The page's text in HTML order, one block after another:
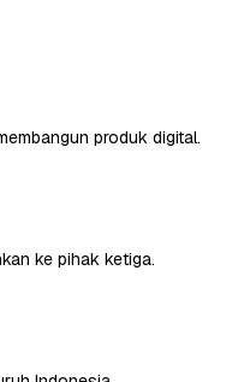
produk digital.
ke pihak ketiga.